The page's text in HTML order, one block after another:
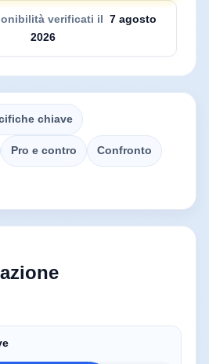
verificati il 7 agosto
2026
chiave
Pro e contro Confronto